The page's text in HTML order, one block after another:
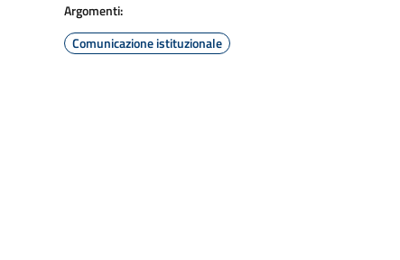
Argomenti:
Comunicazione istituzionale